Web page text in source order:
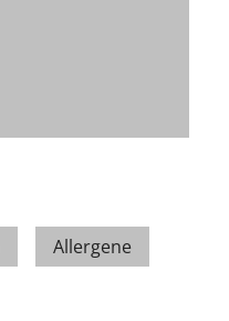
Allergene